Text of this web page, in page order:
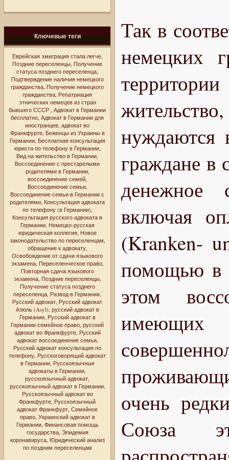
Ключевые теги
Еврейская эмиграция стала легче,
Поздние переселенцы, Получение
статуса позднего переселенца,
Подтверждение наличия немецкого
гражданства, Получение немецкого
гражданства, Репатриация
этнических немецев из стран
бывшего СССР , Адвокат в Германии
бесплатно, Адвокат в Германии для
иностранцев, адвокат во
Франкфурте, Беженцы из Украины в
Германии, Бесплатная консультация
юриста по телефону в Германии,
Вид на жительство в Германии,
Воссоединение с престарелыми
родителями в Германии,
воссоединение семей,
Воссоединение семьи,
Воссоединение семьи в Германии с
родителями, Консультация адвоката
по телефону (в Германии),
Консультация русского адвоката в
Германии, Немецко-русская
юридическая коллегия, Новое
законодательство по переселенцам,
обращение к адвокату,
Освобождение от сдачи языкового
экзамена, Переселенческое право,
Повторная сдача языкового
экзамена, Поздние переселенцы,
Получение статуса позднего
переселенца, Развод в Германии,
Русский адвокат, Русский адвокат
Азюль (Asyl), русский адвокат в
Германии, Русский адвокат в
Германии семейное право, русский
адвокат во Франкфурте, Русский
адвокат воссоединение семьи,
Русский адвокат консультация по
телефону, Русскоговорящий адвокат
в Германии, Русскоязычные
адвокаты в Германии,
русскоязычный адвокат,
русскоязычный адвокат в Германии,
Русскоязычный адвокат во
Франкфурте, Русскоязычный
адвокат Франкфурт, Семейное
право, Украинский адвокат в
Германии, Финансовая помощь
государства, Эпидемия
коронавируса, Юридический анализ
по поздним переселенцам
Так в
немецких
нуждаются
граждане в
денежное
включая
(Kranken-
помощью в
этом
имеющих
очень
Союза